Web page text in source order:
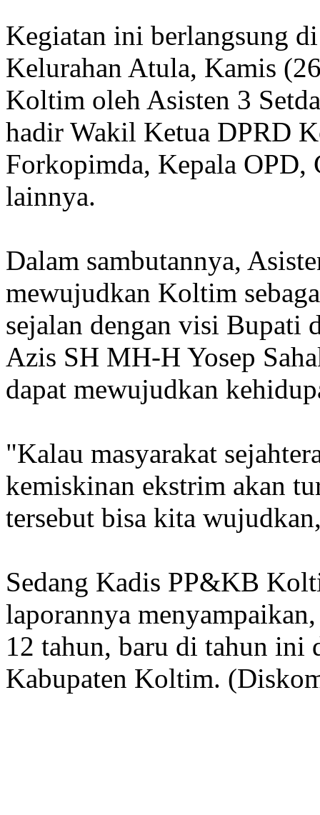
Kegiatan ini berlangsung
Kelurahan Atula, Kamis
Koltim oleh Asisten 3
hadir Wakil Ketua DPRD
Forkopimda, Kepala OPD,
lainnya.
Dalam sambutannya,
mewujudkan Koltim
sejalan dengan visi
Azis SH MH-H Yosep
dapat mewujudkan
"Kalau masyarakat
kemiskinan ekstrim akan
tersebut bisa kita
Sedang Kadis PP&KB
laporannya
12 tahun, baru di tahun ini
Kabupaten Koltim.